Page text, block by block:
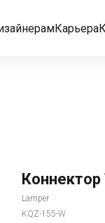
Карьера
Lamper
KQZ-155-W